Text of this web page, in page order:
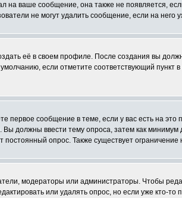
на ваше сообщение, она также не появляется,
не могут удалить сообщение, если на него
её в своем профиле. После создания вы
если отметите соответствующий
первое сообщение в теме, если у вас есть на
Вы должны ввести тему опроса, затем как
опрос. Также существует
модераторы или администраторы. Чтобы
или удалять опрос, но если уже